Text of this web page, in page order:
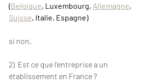
(Belgique, Luxembourg, Allemagne,
Suisse, Italie, Espagne)
si non,
2)  Est ce que l'entreprise a un
établissement en France ?